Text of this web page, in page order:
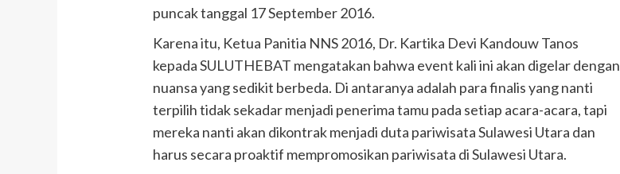
puncak tanggal 17 September 2016.
Karena itu, Ketua Panitia NNS 2016, Dr. Kartika Devi Kandouw Tanos
kepada SULUTHEBAT mengatakan bahwa event kali ini akan digelar dengan
nuansa yang sedikit berbeda. Di antaranya adalah para finalis yang nanti
terpilih tidak sekadar menjadi penerima tamu pada setiap acara-acara, tapi
mereka nanti akan dikontrak menjadi duta pariwisata Sulawesi Utara dan
harus secara proaktif mempromosikan pariwisata di Sulawesi Utara.